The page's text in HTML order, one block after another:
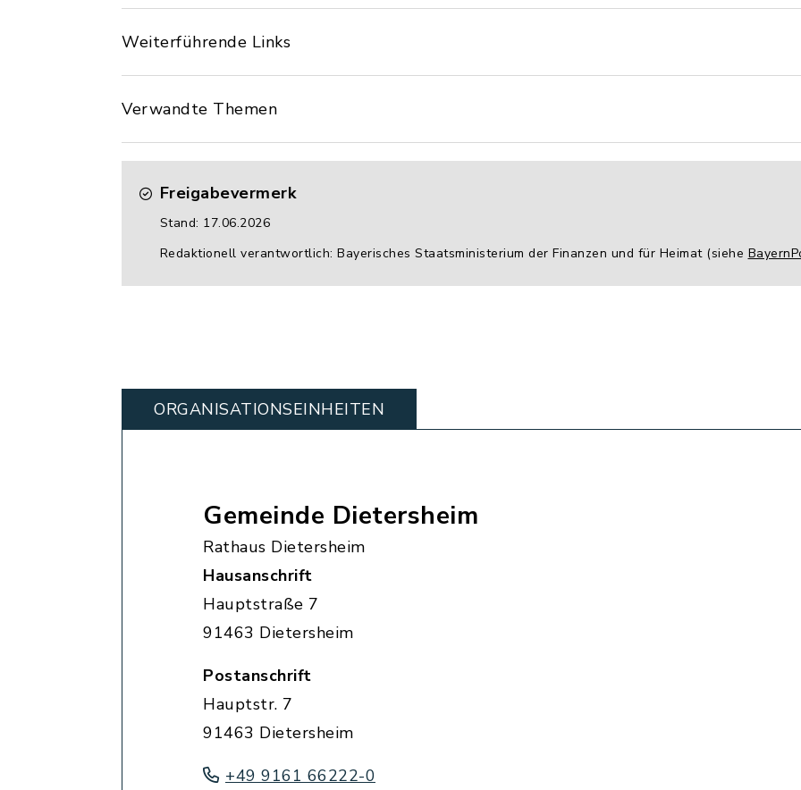
Weiterführende Links
Verwandte Themen
Freigabevermerk
Stand: 17.06.2026
Redaktionell verantwortlich: Bayerisches Staatsministerium der Finanzen und für Heimat (siehe
ORGANISATIONS­EINHEITEN
Gemeinde Dietersheim
Rathaus Dietersheim
Hausanschrift
Hauptstraße 7
91463 Dietersheim
Postanschrift
Hauptstr. 7
91463 Dietersheim
+49 9161 66222-0